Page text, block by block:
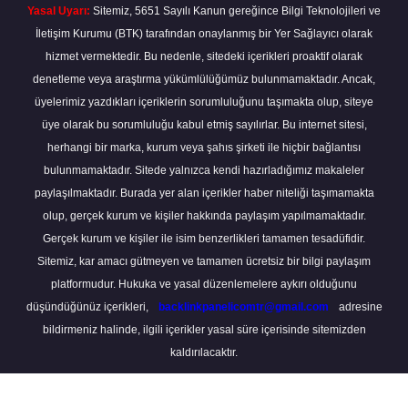
Yasal Uyarı: Sitemiz, 5651 Sayılı Kanun gereğince Bilgi Teknolojileri ve
İletişim Kurumu (BTK) tarafından onaylanmış bir Yer Sağlayıcı olarak
hizmet vermektedir. Bu nedenle, sitedeki içerikleri proaktif olarak
denetleme veya araştırma yükümlülüğümüz bulunmamaktadır. Ancak,
üyelerimiz yazdıkları içeriklerin sorumluluğunu taşımakta olup, siteye
üye olarak bu sorumluluğu kabul etmiş sayılırlar. Bu internet sitesi,
herhangi bir marka, kurum veya şahıs şirketi ile hiçbir bağlantısı
bulunmamaktadır. Sitede yalnızca kendi hazırladığımız makaleler
paylaşılmaktadır. Burada yer alan içerikler haber niteliği taşımamakta
olup, gerçek kurum ve kişiler hakkında paylaşım yapılmamaktadır.
Gerçek kurum ve kişiler ile isim benzerlikleri tamamen tesadüfidir.
Sitemiz, kar amacı gütmeyen ve tamamen ücretsiz bir bilgi paylaşım
platformudur. Hukuka ve yasal düzenlemelere aykırı olduğunu
düşündüğünüz içerikleri,
backlinkpanelicomtr@gmail.com
adresine
bildirmeniz halinde, ilgili içerikler yasal süre içerisinde sitemizden
kaldırılacaktır.